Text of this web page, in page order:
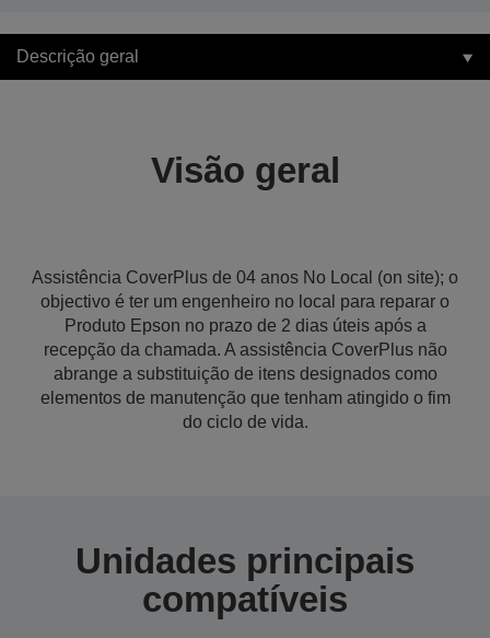
Descrição geral
Visão geral
Assistência CoverPlus de 04 anos No Local (on site); o
objectivo é ter um engenheiro no local para reparar o
Produto Epson no prazo de 2 dias úteis após a
recepção da chamada. A assistência CoverPlus não
abrange a substituição de itens designados como
elementos de manutenção que tenham atingido o fim
do ciclo de vida.
Unidades principais
compatíveis